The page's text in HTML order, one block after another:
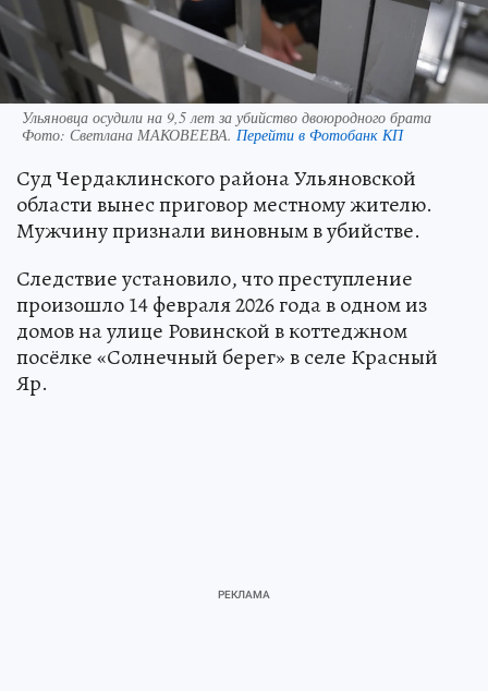
Ульяновца осудили на 9,5 лет за убийство двоюродного брата
Фото: Светлана МАКОВЕЕВА. Перейти в Фотобанк КП
Суд Чердаклинского района Ульяновской
области вынес приговор местному жителю.
Мужчину признали виновным в убийстве.
Следствие установило, что преступление
произошло 14 февраля 2026 года в одном из
домов на улице Ровинской в коттеджном
посёлке «Солнечный берег» в селе Красный
Яр.